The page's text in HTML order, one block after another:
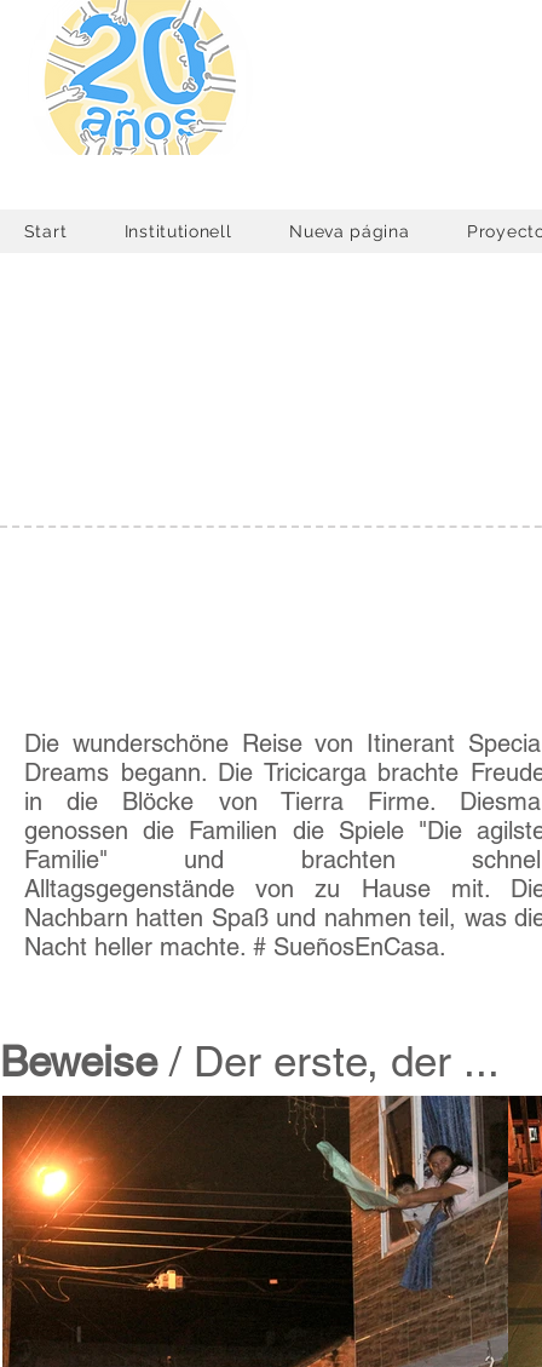
Start Institutionell Nueva página
Die wunderschöne Reise von Itinerant
Dreams begann. Die Tricicarga brachte
in die Blöcke von Tierra Firme.
genossen die Familien die Spiele "Die
Familie" und brachten
Alltagsgegenstände von zu Hause mit.
Nachbarn hatten Spaß und nahmen teil, was
Nacht heller machte. # SueñosEnCasa.
Beweise/ Der erste, der ...